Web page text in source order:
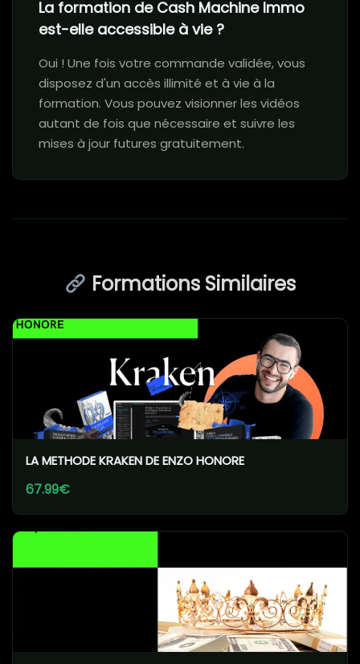
La formation de Cash Machine Immo
est-elle accessible à vie ?
Oui ! Une fois votre commande validée, vous
disposez d'un accès illimité et à vie à la
formation. Vous pouvez visionner les vidéos
autant de fois que nécessaire et suivre les
mises à jour futures gratuitement.
Formations Similaires
LA METHODE KRAKEN DE ENZO HONORE
67.99€